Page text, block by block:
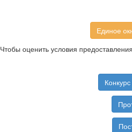
Единое
Чтобы оценить условия